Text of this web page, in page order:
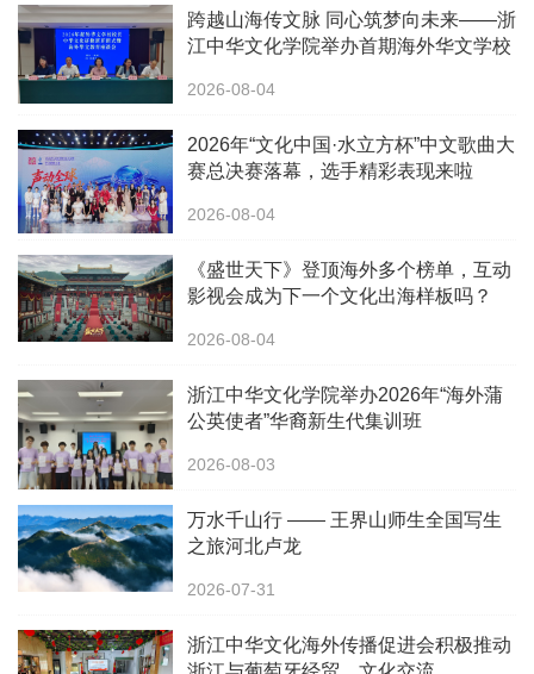
跨越山海传文脉 同心筑梦向未来——浙
江中华文化学院举办首期海外华文学校
2026-08-04
2026年“文化中国·水立方杯”中文歌曲大
赛总决赛落幕，选手精彩表现来啦
2026-08-04
《盛世天下》登顶海外多个榜单，互动
影视会成为下一个文化出海样板吗？
2026-08-04
浙江中华文化学院举办2026年“海外蒲
公英使者”华裔新生代集训班
2026-08-03
万水千山行 —— 王界山师生全国写生
之旅河北卢龙
2026-07-31
浙江中华文化海外传播促进会积极推动